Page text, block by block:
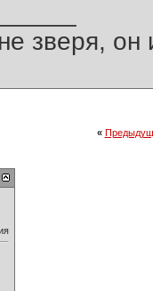
зверя, он
«